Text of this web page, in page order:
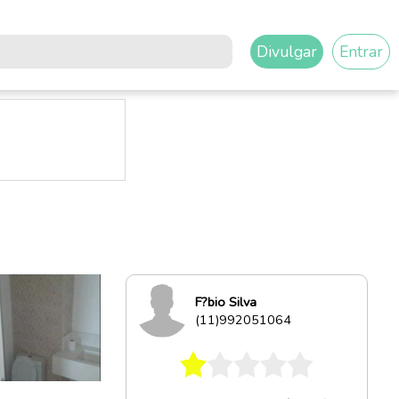
Divulgar Entrar
F?bio Silva
(11)992051064